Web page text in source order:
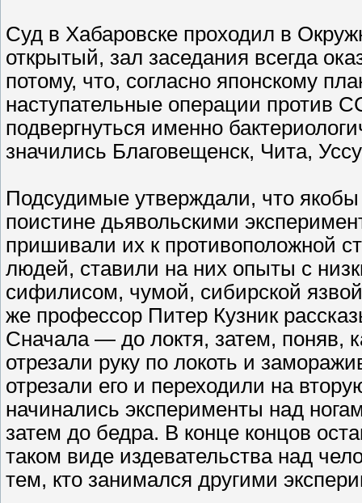
Суд в Хабаровске проходил в
открытый, зал заседания всегда
потому, что, согласно японскому
наступательные операции против
подвергнуться именно
значились Благовещенск, Чита,
Подсудимые утверждали, что
поистине дьявольскими
пришивали их к противоположной
людей, ставили на них опыты с
сифилисом, чумой, сибирской
же профессор Питер Кузник
Сначала — до локтя, затем, поняв,
отрезали руку по локоть и
отрезали его и переходили на
начинались эксперименты над
затем до бедра. В конце концов
таком виде издевательства над
тем, кто занимался другими